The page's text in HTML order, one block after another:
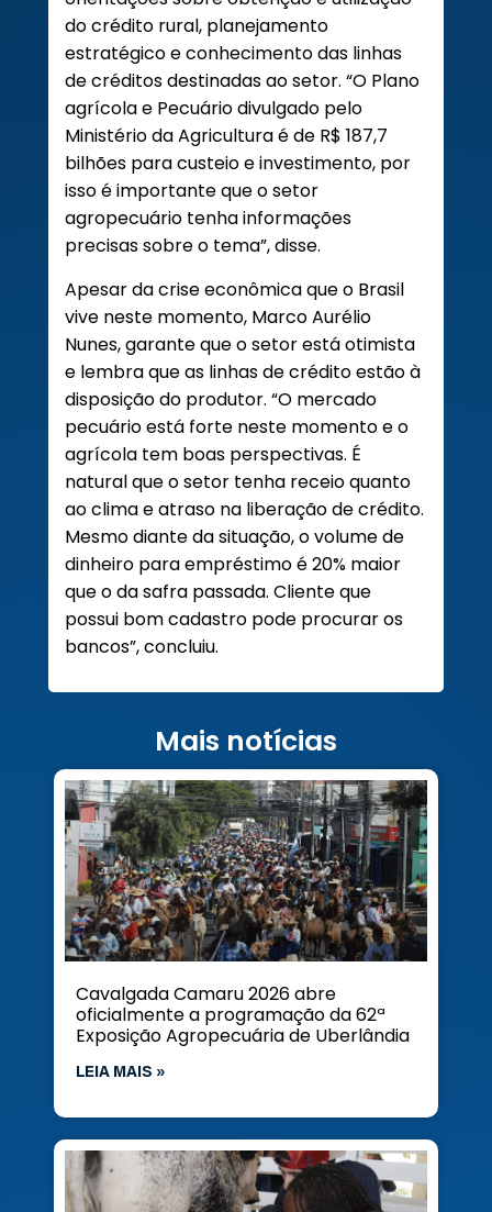
do crédito rural, planejamento
estratégico e conhecimento das linhas
de créditos destinadas ao setor. “O Plano
agrícola e Pecuário divulgado pelo
Ministério da Agricultura é de R$ 187,7
bilhões para custeio e investimento, por
isso é importante que o setor
agropecuário tenha informações
precisas sobre o tema”, disse.
Apesar da crise econômica que o Brasil
vive neste momento, Marco Aurélio
Nunes, garante que o setor está otimista
e lembra que as linhas de crédito estão à
disposição do produtor. “O mercado
pecuário está forte neste momento e o
agrícola tem boas perspectivas. É
natural que o setor tenha receio quanto
ao clima e atraso na liberação de crédito.
Mesmo diante da situação, o volume de
dinheiro para empréstimo é 20% maior
que o da safra passada. Cliente que
possui bom cadastro pode procurar os
bancos”, concluiu.
Mais notícias
Cavalgada Camaru 2026 abre
oficialmente a programação da 62ª
Exposição Agropecuária de Uberlândia
LEIA MAIS »